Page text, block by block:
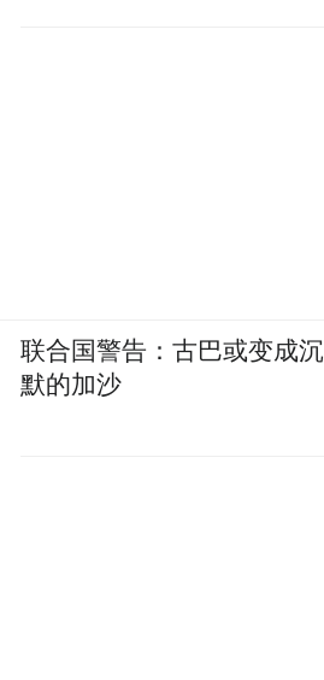
联合国警告：古巴或变成沉
默的加沙